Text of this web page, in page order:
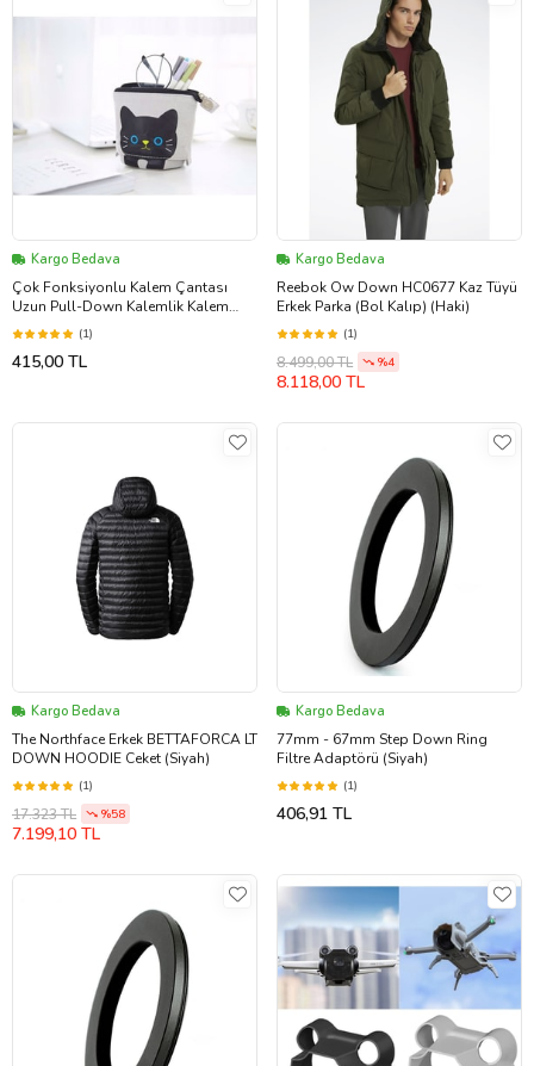
Kargo Bedava
Çok Fonksiyonlu Kalem Çantası
Uzun Pull-Down Kalemlik Kalem
Kutusu (Gri)
(1)
415,00 TL
Kargo Bedava
Reebok Ow Down HC0677 Kaz Tüyü
Erkek Parka (Bol Kalıp) (Haki)
(1)
8.499,00 TL %4
8.118,00 TL
Kargo Bedava
The Northface Erkek BETTAFORCA LT
DOWN HOODIE Ceket (Siyah)
(1)
17.323 TL %58
7.199,10 TL
Kargo Bedava
77mm - 67mm Step Down Ring
Filtre Adaptörü (Siyah)
(1)
406,91 TL